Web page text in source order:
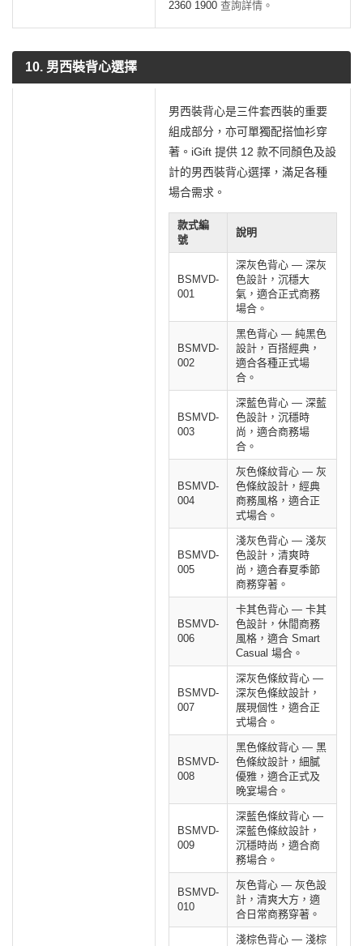
2360 1900 查詢詳情。
10. 男西裝背心選擇
男西裝背心是三件套西裝的重要
組成部分，亦可單獨配搭恤衫穿
著。iGift 提供 12 款不同顏色及設
計的男西裝背心選擇，滿足各種
場合需求。
款式編
號
說明
BSMVD-
001
深灰色背心 — 深灰
色設計，沉穩大
氣，適合正式商務
場合。
BSMVD-
002
黑色背心 — 純黑色
設計，百搭經典，
適合各種正式場
合。
BSMVD-
003
深藍色背心 — 深藍
色設計，沉穩時
尚，適合商務場
合。
BSMVD-
004
灰色條紋背心 — 灰
色條紋設計，經典
商務風格，適合正
式場合。
BSMVD-
005
淺灰色背心 — 淺灰
色設計，清爽時
尚，適合春夏季節
商務穿著。
BSMVD-
006
卡其色背心 — 卡其
色設計，休閒商務
風格，適合 Smart
Casual 場合。
BSMVD-
007
深灰色條紋背心 —
深灰色條紋設計，
展現個性，適合正
式場合。
BSMVD-
008
黑色條紋背心 — 黑
色條紋設計，細膩
優雅，適合正式及
晚宴場合。
BSMVD-
009
深藍色條紋背心 —
深藍色條紋設計，
沉穩時尚，適合商
務場合。
BSMVD-
010
灰色背心 — 灰色設
計，清爽大方，適
合日常商務穿著。
淺棕色背心 — 淺棕